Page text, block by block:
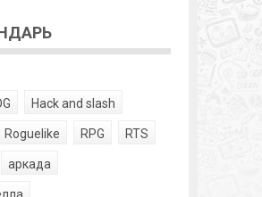
Hack and slash
Roguelike RPG RTS
аркада